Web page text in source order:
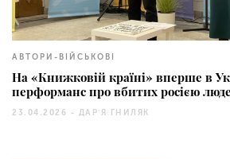
АВТОРИ-ВІЙСЬКОВІ
На «Книжковій країні» вперше в
перформанс про вбитих росією
23.04.2026 - ДАРʼЯ ГНИЛЯК